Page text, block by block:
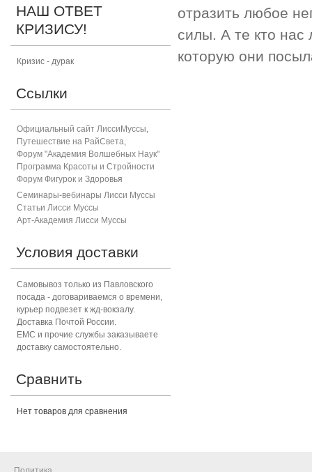
отразить любое
силы. А те кто нас
которую они
НАШ ОТВЕТ
КРИЗИСУ!
Кризис - дурак
Ссылки
Официальный сайт ЛиссиМуссы,
Путешествие на РайСвета,
Форум "Академия Волшебных Наук"
Программа Красоты и Стройности
Форум Фигурок и Здоровья
Семинары-вебинары Лисси Муссы
Статьи Лисси Муссы
Арт-Академия Лисси Муссы
Условия доставки
Самовывоз только из Павловского
посада - договариваемся о времени,
курьер подвезет к жд-вокзалу.
Доставка Почтой России.
ЕМС и прочие службы заказываете
доставку самостоятельно.
Сравнить
Нет товаров для сравнения